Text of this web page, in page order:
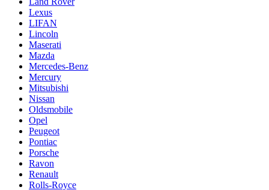
Lexus
LIFAN
Lincoln
Maserati
Mazda
Mercedes-Benz
Mercury
Mitsubishi
Nissan
Oldsmobile
Opel
Peugeot
Pontiac
Porsche
Ravon
Renault
Rolls-Royce